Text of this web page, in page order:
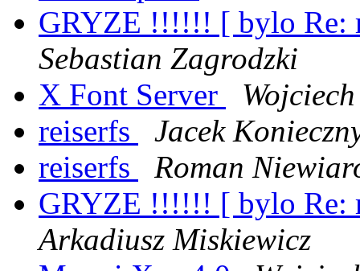
GRYZE !!!!!! [ bylo Re:
Sebastian Zagrodzki
X Font Server
reiserfs
Jacek
reiserfs
Roman
GRYZE !!!!!! [ bylo Re:
Arkadiusz Miskiewicz